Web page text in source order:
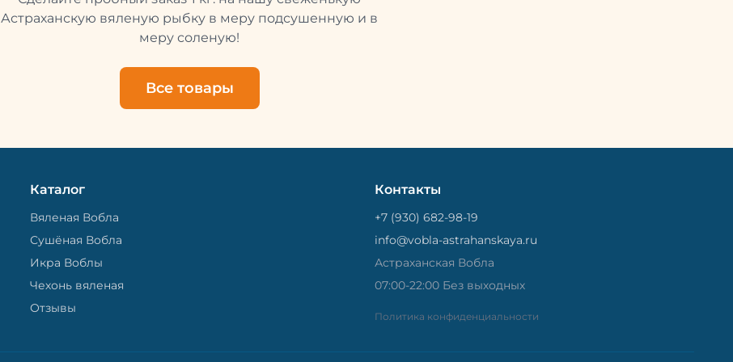
рыбу упаковывают в специальный
пакет, чтобы она не портилась и не
не просто вкусная еда, но и
пример того, как можно сочетать
старые рецепты и современные
вкусно.
Астраханскую вяленую рыбку в меру подсушенную и в
меру соленую!
Все товары
Каталог
Вяленая Вобла
Сушёная Вобла
Икра Воблы
Чехонь вяленая
Отзывы
Контакты
+7 (930) 682-98-19
info@vobla-astrahanskaya.ru
Астраханская Вобла
07:00-22:00 Без выходных
Политика конфиденциальности